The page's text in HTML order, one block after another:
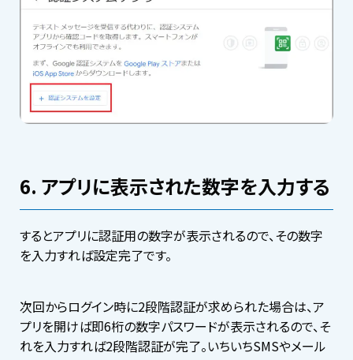
6. アプリに表示された数字を入力する
するとアプリに認証用の数字が表示されるので、その数字
を入力すれば設定完了です。
次回からログイン時に2段階認証が求められた場合は、ア
プリを開けば即6桁の数字パスワードが表示されるので、そ
れを入力すれば2段階認証が完了。いちいちSMSやメール